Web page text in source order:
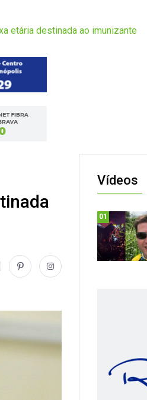
etária destinada ao imunizante
Vídeos
01